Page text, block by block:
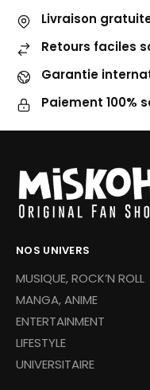
Livraison
Retours faciles
Garantie
Paiement 100%
NOS UNIVERS
MUSIQUE, ROCK’N ROLL
MANGA, ANIME
ENTERTAINMENT
LIFESTYLE
UNIVERSITAIRE